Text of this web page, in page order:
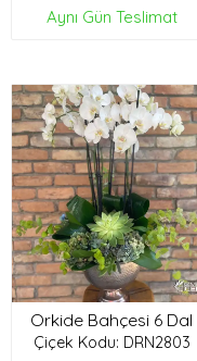
Aynı Gün Teslimat
Orkide Bahçesi 6 Dal
Çiçek Kodu: DRN2803